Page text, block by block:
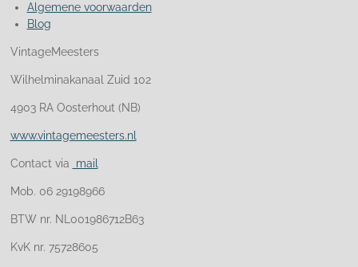
Algemene voorwaarden
Blog
VintageMeesters
Wilhelminakanaal Zuid 102
4903 RA Oosterhout (NB)
www.vintagemeesters.nl
Contact via mail
Mob. 06 29198966
BTW nr. NL001986712B63
KvK nr. 75728605